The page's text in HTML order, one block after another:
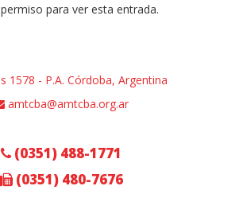
para ver esta entrada.
1578 - P.A. Córdoba, Argentina
amtcba@amtcba.org.ar
(0351) 488-1771
(0351) 480-7676